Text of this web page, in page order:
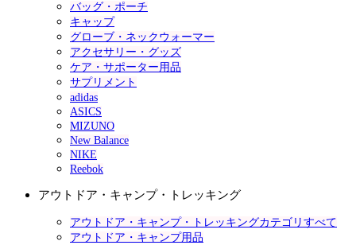
バッグ・ポーチ
キャップ
グローブ・ネックウォーマー
アクセサリー・グッズ
ケア・サポーター用品
サプリメント
adidas
ASICS
MIZUNO
New Balance
NIKE
Reebok
アウトドア・キャンプ・トレッキング
アウトドア・キャンプ・トレッキングカテゴリすべて
アウトドア・キャンプ用品